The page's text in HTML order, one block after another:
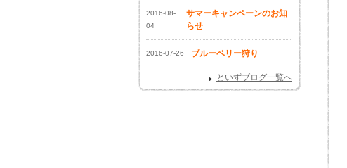
2016-08-
04
サマーキャンペーンのお知
らせ
2016-07-26 ブルーベリー狩り
といずブログ一覧へ